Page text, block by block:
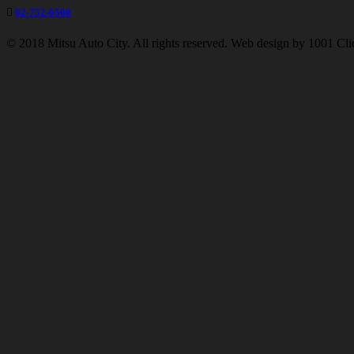
02-752-6500
© 2018 Mitsu Auto City. All rights reserved. Web design by 1001